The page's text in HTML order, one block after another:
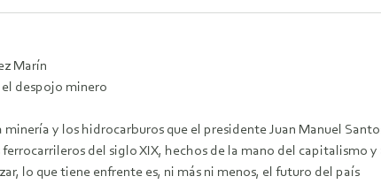
Marín
despojo minero
y los hidrocarburos que el presidente Juan Manuel
del siglo XIX, hechos de la mano del capitalismo
lo que tiene enfrente es, ni más ni menos, el futuro del país